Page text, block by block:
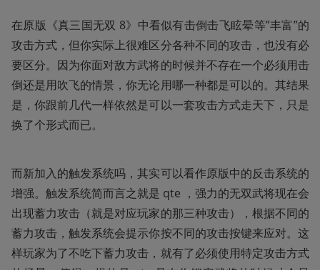
在原版《真三国无双 8》中看似有击倒击飞眩晕等”丰富”的
攻击方式，但你实际上很难区分各种不同的攻击，也没有必
要区分。因为你面对敌方武将的时候并不存在一个必须用击
倒还是用吹飞的情景，你无论用哪一种都是可以的。其结果
是，你跟前几代一样依然是可以一套攻击方式走天下，只是
换了个形式而已。
而新加入的触发系统吗，其实可以看作原版中的反击系统的
增强。触发系统简而言之就是 qte ，强力的无双武将现在会
出现蓄力攻击（就是对应玩家的那三种攻击），根据不同的
蓄力攻击，触发系统会提示你按不同的攻击按键来应对。这
样玩家为了不吃下蓄力攻击，就有了必须使用特定攻击方式